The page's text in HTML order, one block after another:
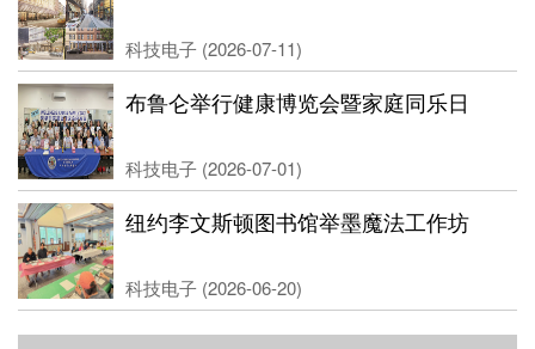
科技电子 (2026-07-11)
布鲁仑举行健康博览会暨家庭同乐日
科技电子 (2026-07-01)
纽约李文斯顿图书馆举墨魔法工作坊
科技电子 (2026-06-20)